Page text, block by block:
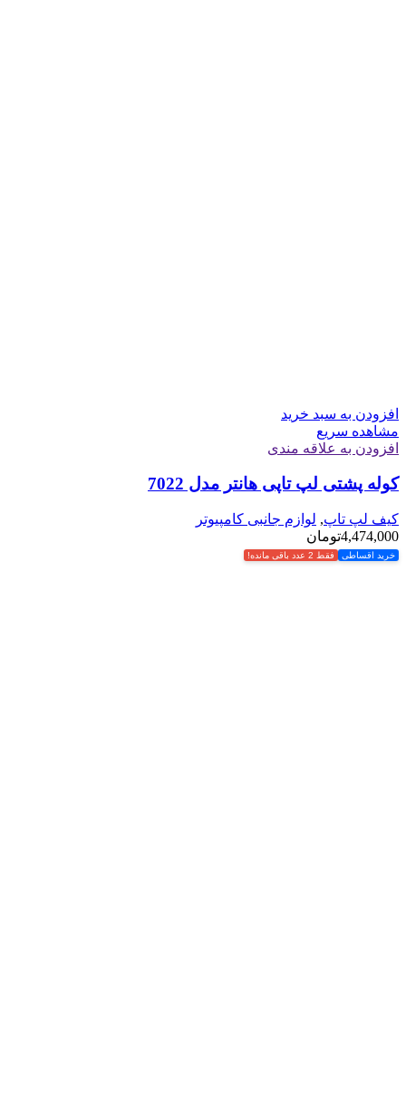
افزودن به سبد خرید
مشاهده سریع
افزودن به علاقه مندی
کوله پشتی لپ تاپی هانتر مدل 7022
کیف لپ تاپ, لوازم جانبی کامپیوتر
4,474,000تومان
خرید اقساطی فقط 2 عدد باقی مانده!